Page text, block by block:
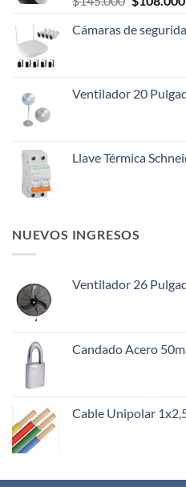
original
Cámaras de
Ventilador 20
Llave Térmica
NUEVOS INGRESOS
Ventilador 26
Candado Acero
Cable Unipolar